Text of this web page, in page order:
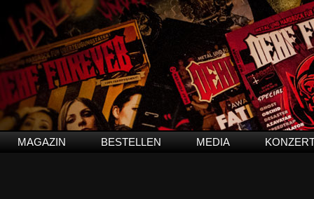
MAGAZIN BESTELLEN MEDIA